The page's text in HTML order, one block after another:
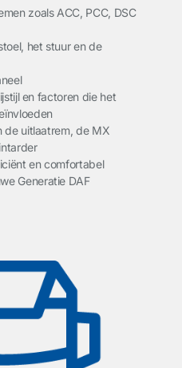
zoals ACC, PCC, DSC
het stuur en de
en factoren die het
de uitlaatrem, de MX
en comfortabel
Generatie DAF